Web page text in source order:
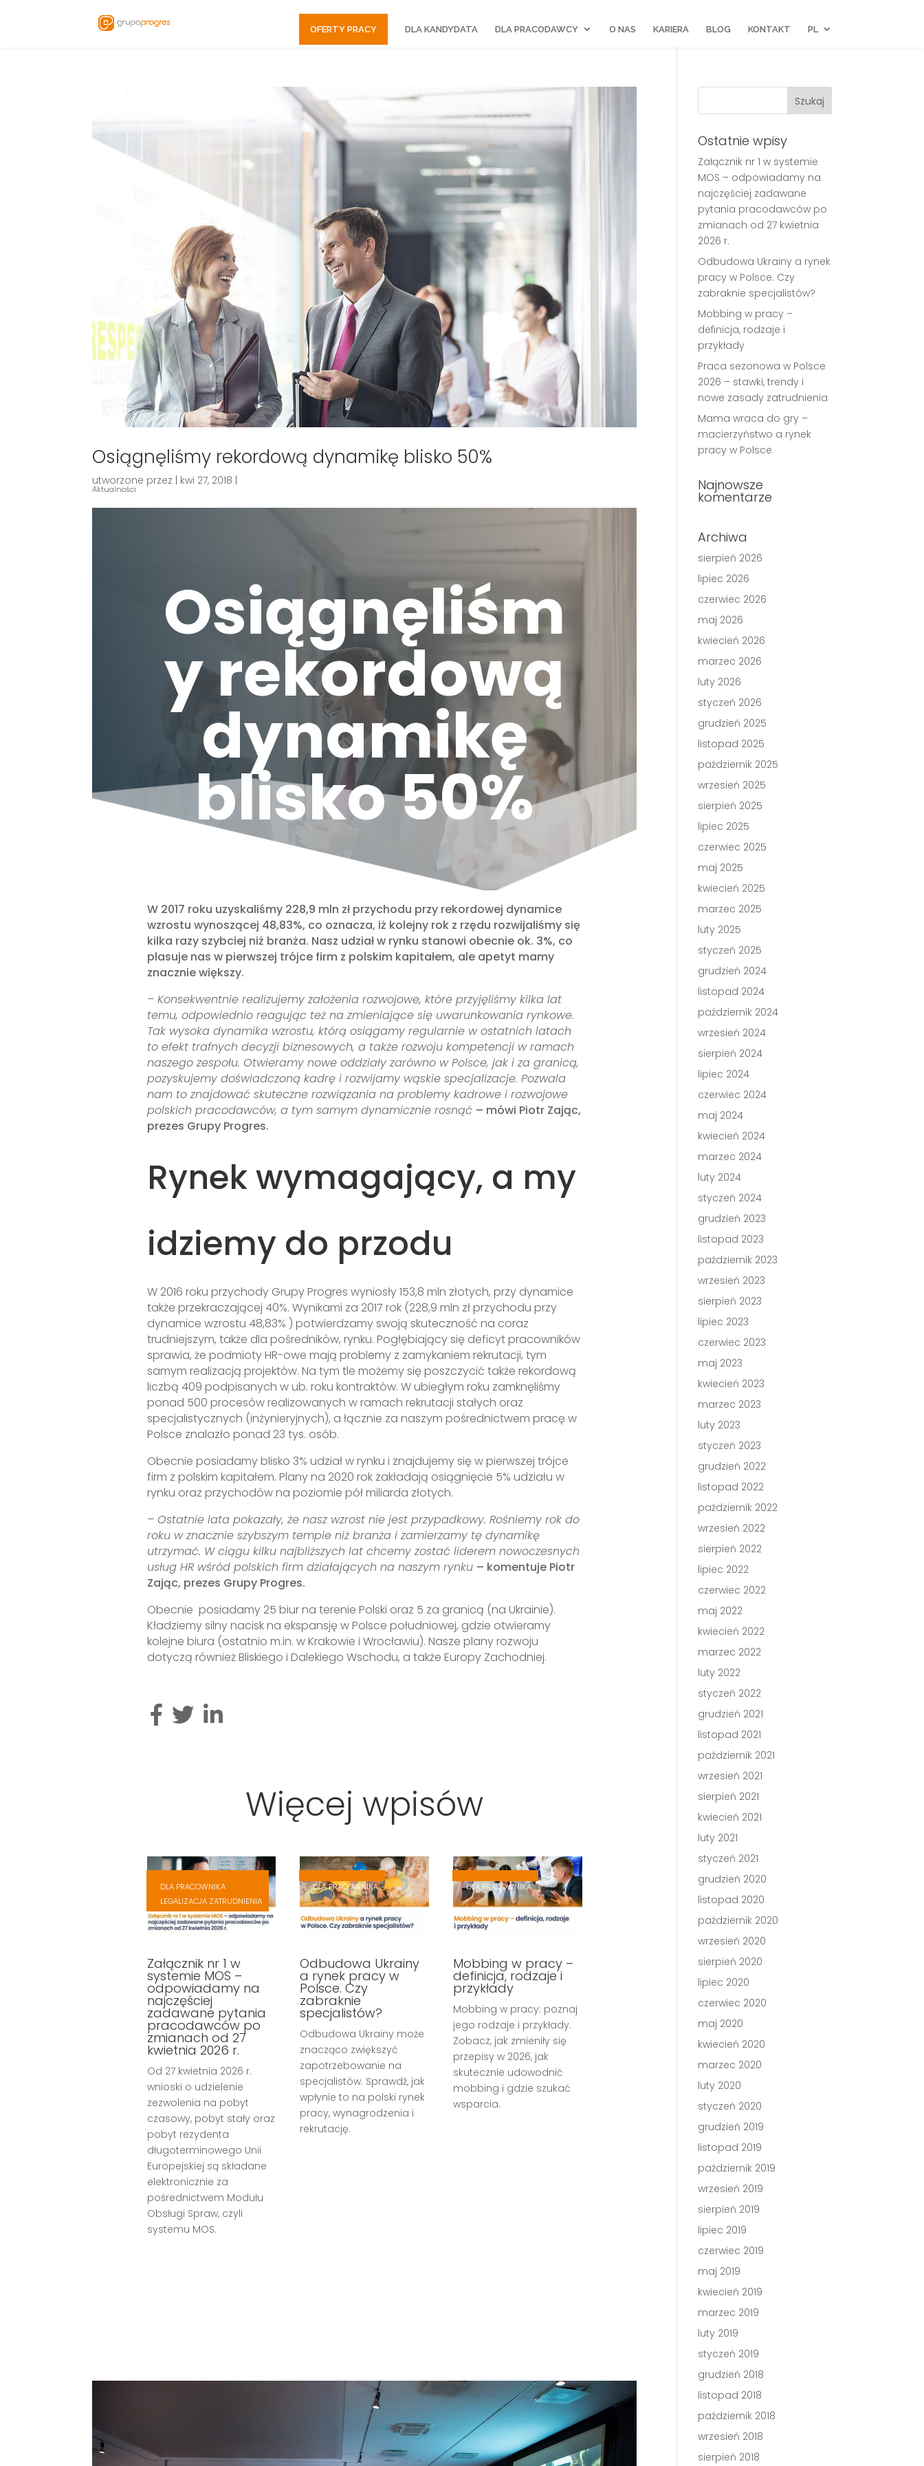
OFERTY PRACY DLA KANDYDATA DLA PRACODAWCY O NAS KARIERA BLOG KONTAKT PL
Osiągnęliśmy rekordową dynamikę blisko 50%
utworzone przez | kwi 27, 2018 |
Aktualności
Osiągnęliśm
y rekordową
dynamikę
blisko 50%
W 2017 roku uzyskaliśmy 228,9 mln zł przychodu przy rekordowej dynamice
wzrostu wynoszącej 48,83%, co oznacza, iż kolejny rok z rzędu rozwijaliśmy się
kilka razy szybciej niż branża. Nasz udział w rynku stanowi obecnie ok. 3%, co
plasuje nas w pierwszej trójce firm z polskim kapitałem, ale apetyt mamy
znacznie większy.
– Konsekwentnie realizujemy założenia rozwojowe, które przyjęliśmy kilka lat
temu, odpowiednio reagując też na zmieniające się uwarunkowania rynkowe.
Tak wysoka dynamika wzrostu, którą osiągamy regularnie w ostatnich latach
to efekt trafnych decyzji biznesowych, a także rozwoju kompetencji w ramach
naszego zespołu. Otwieramy nowe oddziały zarówno w Polsce, jak i za granicą,
pozyskujemy doświadczoną kadrę i rozwijamy wąskie specjalizacje. Pozwala
nam to znajdować skuteczne rozwiązania na problemy kadrowe i rozwojowe
polskich pracodawców, a tym samym dynamicznie rosnąć – mówi Piotr Zając,
prezes Grupy Progres.
Rynek wymagający, a my
idziemy do przodu
W 2016 roku przychody Grupy Progres wyniosły 153,8 mln złotych, przy dynamice
także przekraczającej 40%. Wynikami za 2017 rok (228,9 mln zł przychodu przy
dynamice wzrostu 48,83% ) potwierdzamy swoją skuteczność na coraz
trudniejszym, także dla pośredników, rynku. Pogłębiający się deficyt pracowników
sprawia, że podmioty HR-owe mają problemy z zamykaniem rekrutacji, tym
samym realizacją projektów. Na tym tle możemy się poszczycić także rekordową
liczbą 409 podpisanych w ub. roku kontraktów. W ubiegłym roku zamknęliśmy
ponad 500 procesów realizowanych w ramach rekrutacji stałych oraz
specjalistycznych (inżynieryjnych), a łącznie za naszym pośrednictwem pracę w
Polsce znalazło ponad 23 tys. osób.
Obecnie posiadamy blisko 3% udział w rynku i znajdujemy się w pierwszej trójce
firm z polskim kapitałem. Plany na 2020 rok zakładają osiągnięcie 5% udziału w
rynku oraz przychodów na poziomie pół miliarda złotych.
– Ostatnie lata pokazały, że nasz wzrost nie jest przypadkowy. Rośniemy rok do
roku w znacznie szybszym tempie niż branża i zamierzamy tę dynamikę
utrzymać. W ciągu kilku najbliższych lat chcemy zostać liderem nowoczesnych
usług HR wśród polskich firm działających na naszym rynku – komentuje Piotr
Zając, prezes Grupy Progres.
Obecnie posiadamy 25 biur na terenie Polski oraz 5 za granicą (na Ukrainie).
Kładziemy silny nacisk na ekspansję w Polsce południowej, gdzie otwieramy
kolejne biura (ostatnio m.in. w Krakowie i Wrocławiu). Nasze plany rozwoju
dotyczą również Bliskiego i Dalekiego Wschodu, a także Europy Zachodniej.
Więcej wpisów
Załącznik nr 1 w
systemie MOS –
odpowiadamy na
najczęściej
zadawane pytania
pracodawców po
zmianach od 27
kwietnia 2026 r.
DLA PRACOWNIKA
,
LEGALIZACJA ZATRUDNIENIA
,
Od 27 kwietnia 2026 r.
wnioski o udzielenie
zezwolenia na pobyt
czasowy, pobyt stały oraz
pobyt rezydenta
długoterminowego Unii
Europejskiej są składane
elektronicznie za
pośrednictwem Modułu
Obsługi Spraw, czyli
systemu MOS.
Odbudowa Ukrainy
a rynek pracy w
Polsce. Czy
zabraknie
specjalistów?
,,
DLA PRACOWNIKA
Odbudowa Ukrainy może
znacząco zwiększyć
zapotrzebowanie na
specjalistów. Sprawdź, jak
wpłynie to na polski rynek
pracy, wynagrodzenia i
rekrutację.
Mobbing w pracy –
definicja, rodzaje i
przykłady
,,
DLA PRACOWNIKA
Mobbing w pracy: poznaj
jego rodzaje i przykłady.
Zobacz, jak zmieniły się
przepisy w 2026, jak
skutecznie udowodnić
mobbing i gdzie szukać
wsparcia.
Ostatnie wpisy
Załącznik nr 1 w systemie
MOS – odpowiadamy na
najczęściej zadawane
pytania pracodawców po
zmianach od 27 kwietnia
2026 r.
Odbudowa Ukrainy a rynek
pracy w Polsce. Czy
zabraknie specjalistów?
Mobbing w pracy –
definicja, rodzaje i
przykłady
Praca sezonowa w Polsce
2026 – stawki, trendy i
nowe zasady zatrudnienia
Mama wraca do gry –
macierzyństwo a rynek
pracy w Polsce
Najnowsze
komentarze
Archiwa
sierpień 2026
lipiec 2026
czerwiec 2026
maj 2026
kwiecień 2026
marzec 2026
luty 2026
styczeń 2026
grudzień 2025
listopad 2025
październik 2025
wrzesień 2025
sierpień 2025
lipiec 2025
czerwiec 2025
maj 2025
kwiecień 2025
marzec 2025
luty 2025
styczeń 2025
grudzień 2024
listopad 2024
październik 2024
wrzesień 2024
sierpień 2024
lipiec 2024
czerwiec 2024
maj 2024
kwiecień 2024
marzec 2024
luty 2024
styczeń 2024
grudzień 2023
listopad 2023
październik 2023
wrzesień 2023
sierpień 2023
lipiec 2023
czerwiec 2023
maj 2023
kwiecień 2023
marzec 2023
luty 2023
styczeń 2023
grudzień 2022
listopad 2022
październik 2022
wrzesień 2022
sierpień 2022
lipiec 2022
czerwiec 2022
maj 2022
kwiecień 2022
marzec 2022
luty 2022
styczeń 2022
grudzień 2021
listopad 2021
październik 2021
wrzesień 2021
sierpień 2021
kwiecień 2021
luty 2021
styczeń 2021
grudzień 2020
listopad 2020
październik 2020
wrzesień 2020
sierpień 2020
lipiec 2020
czerwiec 2020
maj 2020
kwiecień 2020
marzec 2020
luty 2020
styczeń 2020
grudzień 2019
listopad 2019
październik 2019
wrzesień 2019
sierpień 2019
lipiec 2019
czerwiec 2019
maj 2019
kwiecień 2019
marzec 2019
luty 2019
styczeń 2019
grudzień 2018
listopad 2018
październik 2018
wrzesień 2018
sierpień 2018